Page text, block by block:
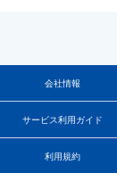
会社情報
サービス利用ガイド
利用規約